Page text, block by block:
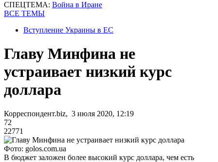
СПЕЦТЕМА: Война в Иране
ВСЕ ТЕМЫ
Вступление Украины в ЕС
Главу Минфина не
устраивает низкий курс
доллара
Корреспондент.biz, 3 июля 2020, 12:19
72
22771
Фото: golos.com.ua
В бюджет заложен более высокий курс доллара, чем есть